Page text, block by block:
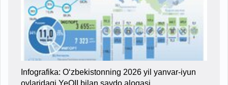
Infografika: O‘zbekistonning 2026 yil yanvar-iyun